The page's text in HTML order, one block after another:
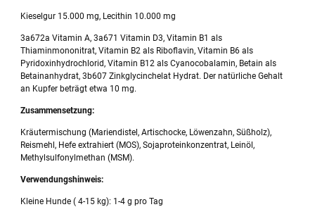
Kieselgur 15.000 mg, Lecithin 10.000 mg
3a672a Vitamin A, 3a671 Vitamin D3, Vitamin B1 als
Thiaminmononitrat, Vitamin B2 als Riboflavin, Vitamin B6 als
Pyridoxinhydrochlorid, Vitamin B12 als Cyanocobalamin, Betain als
Betainanhydrat, 3b607 Zinkglycinchelat Hydrat. Der natürliche Gehalt
an Kupfer beträgt etwa 10 mg.
Zusammensetzung:
Kräutermischung (Mariendistel, Artischocke, Löwenzahn, Süßholz),
Reismehl, Hefe extrahiert (MOS), Sojaproteinkonzentrat, Leinöl,
Methylsulfonylmethan (MSM).
Verwendungshinweis:
Kleine Hunde ( 4-15 kg): 1-4 g pro Tag